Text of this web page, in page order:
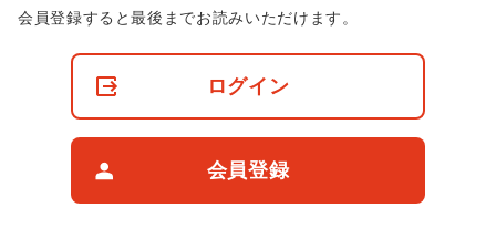
非
会員登録すると最後までお読みいただけます。
ログイン
会員登録